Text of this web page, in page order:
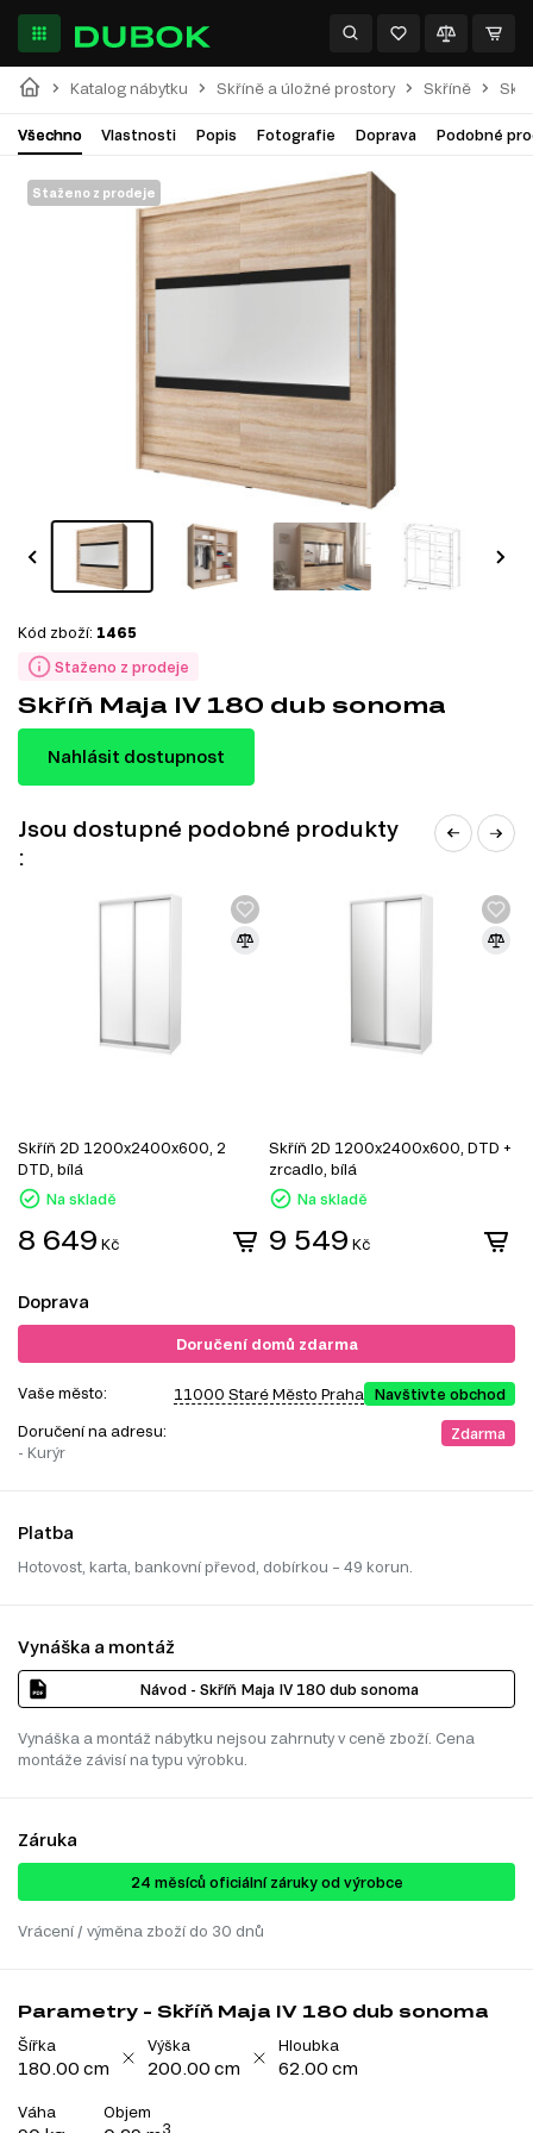
Katalog nábytku Skříně a úložné prostory Skříně
Všechno Vlastnosti Popis Fotografie Doprava Podobné
Staženo z prodeje
Staženo z prodeje
Kód zboží: 1465
Skříň Maja IV 180 dub sonoma
Nahlásit dostupnost
Jsou dostupné podobné produkty
:
Skříň 2D 1200x2400x600, 2
DTD, bílá
Na skladě
8 649 Kč
Skříň 2D 1200x2400x600, DTD +
zrcadlo, bílá
Na skladě
9 549 Kč
Doprava
Doručení domů zdarma
Vaše město: 11000 Staré Město Praha Navštivte obchod
Doručení na adresu:
- Kurýr
Zdarma
Platba
Hotovost, karta, bankovní převod, dobírkou – 49 korun.
Vynáška a montáž
Návod - Skříň Maja IV 180 dub sonoma
Vynáška a montáž nábytku nejsou zahrnuty v ceně zboží. Cena
montáže závisí na typu výrobku.
Záruka
24 ​​​​měsíců oficiální záruky od výrobce
Vrácení / výměna zboží do 30 dnů
Parametry - Skříň Maja IV 180 dub sonoma
Šířka
180.00 cm
Výška
200.00 cm
Hloubka
62.00 cm
Váha Objem
3